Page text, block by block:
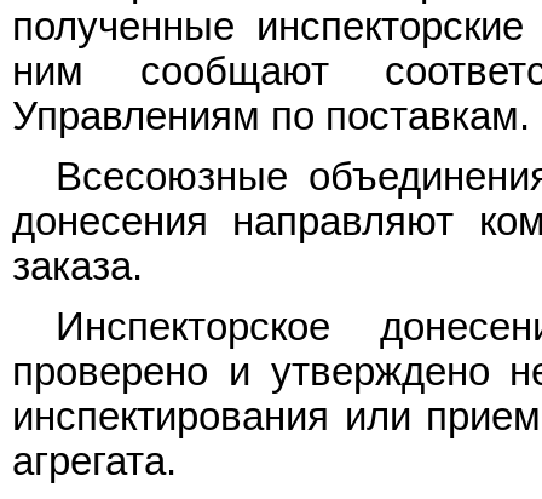
полученные
ним сообщают
Управлениям по поставкам.
Всесоюзные
донесения направляют
заказа.
Инспекторское
проверено и утверждено
инспектирования или
агрегата.